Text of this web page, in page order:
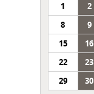
1
2
8
9
15
16
22
23
29
30